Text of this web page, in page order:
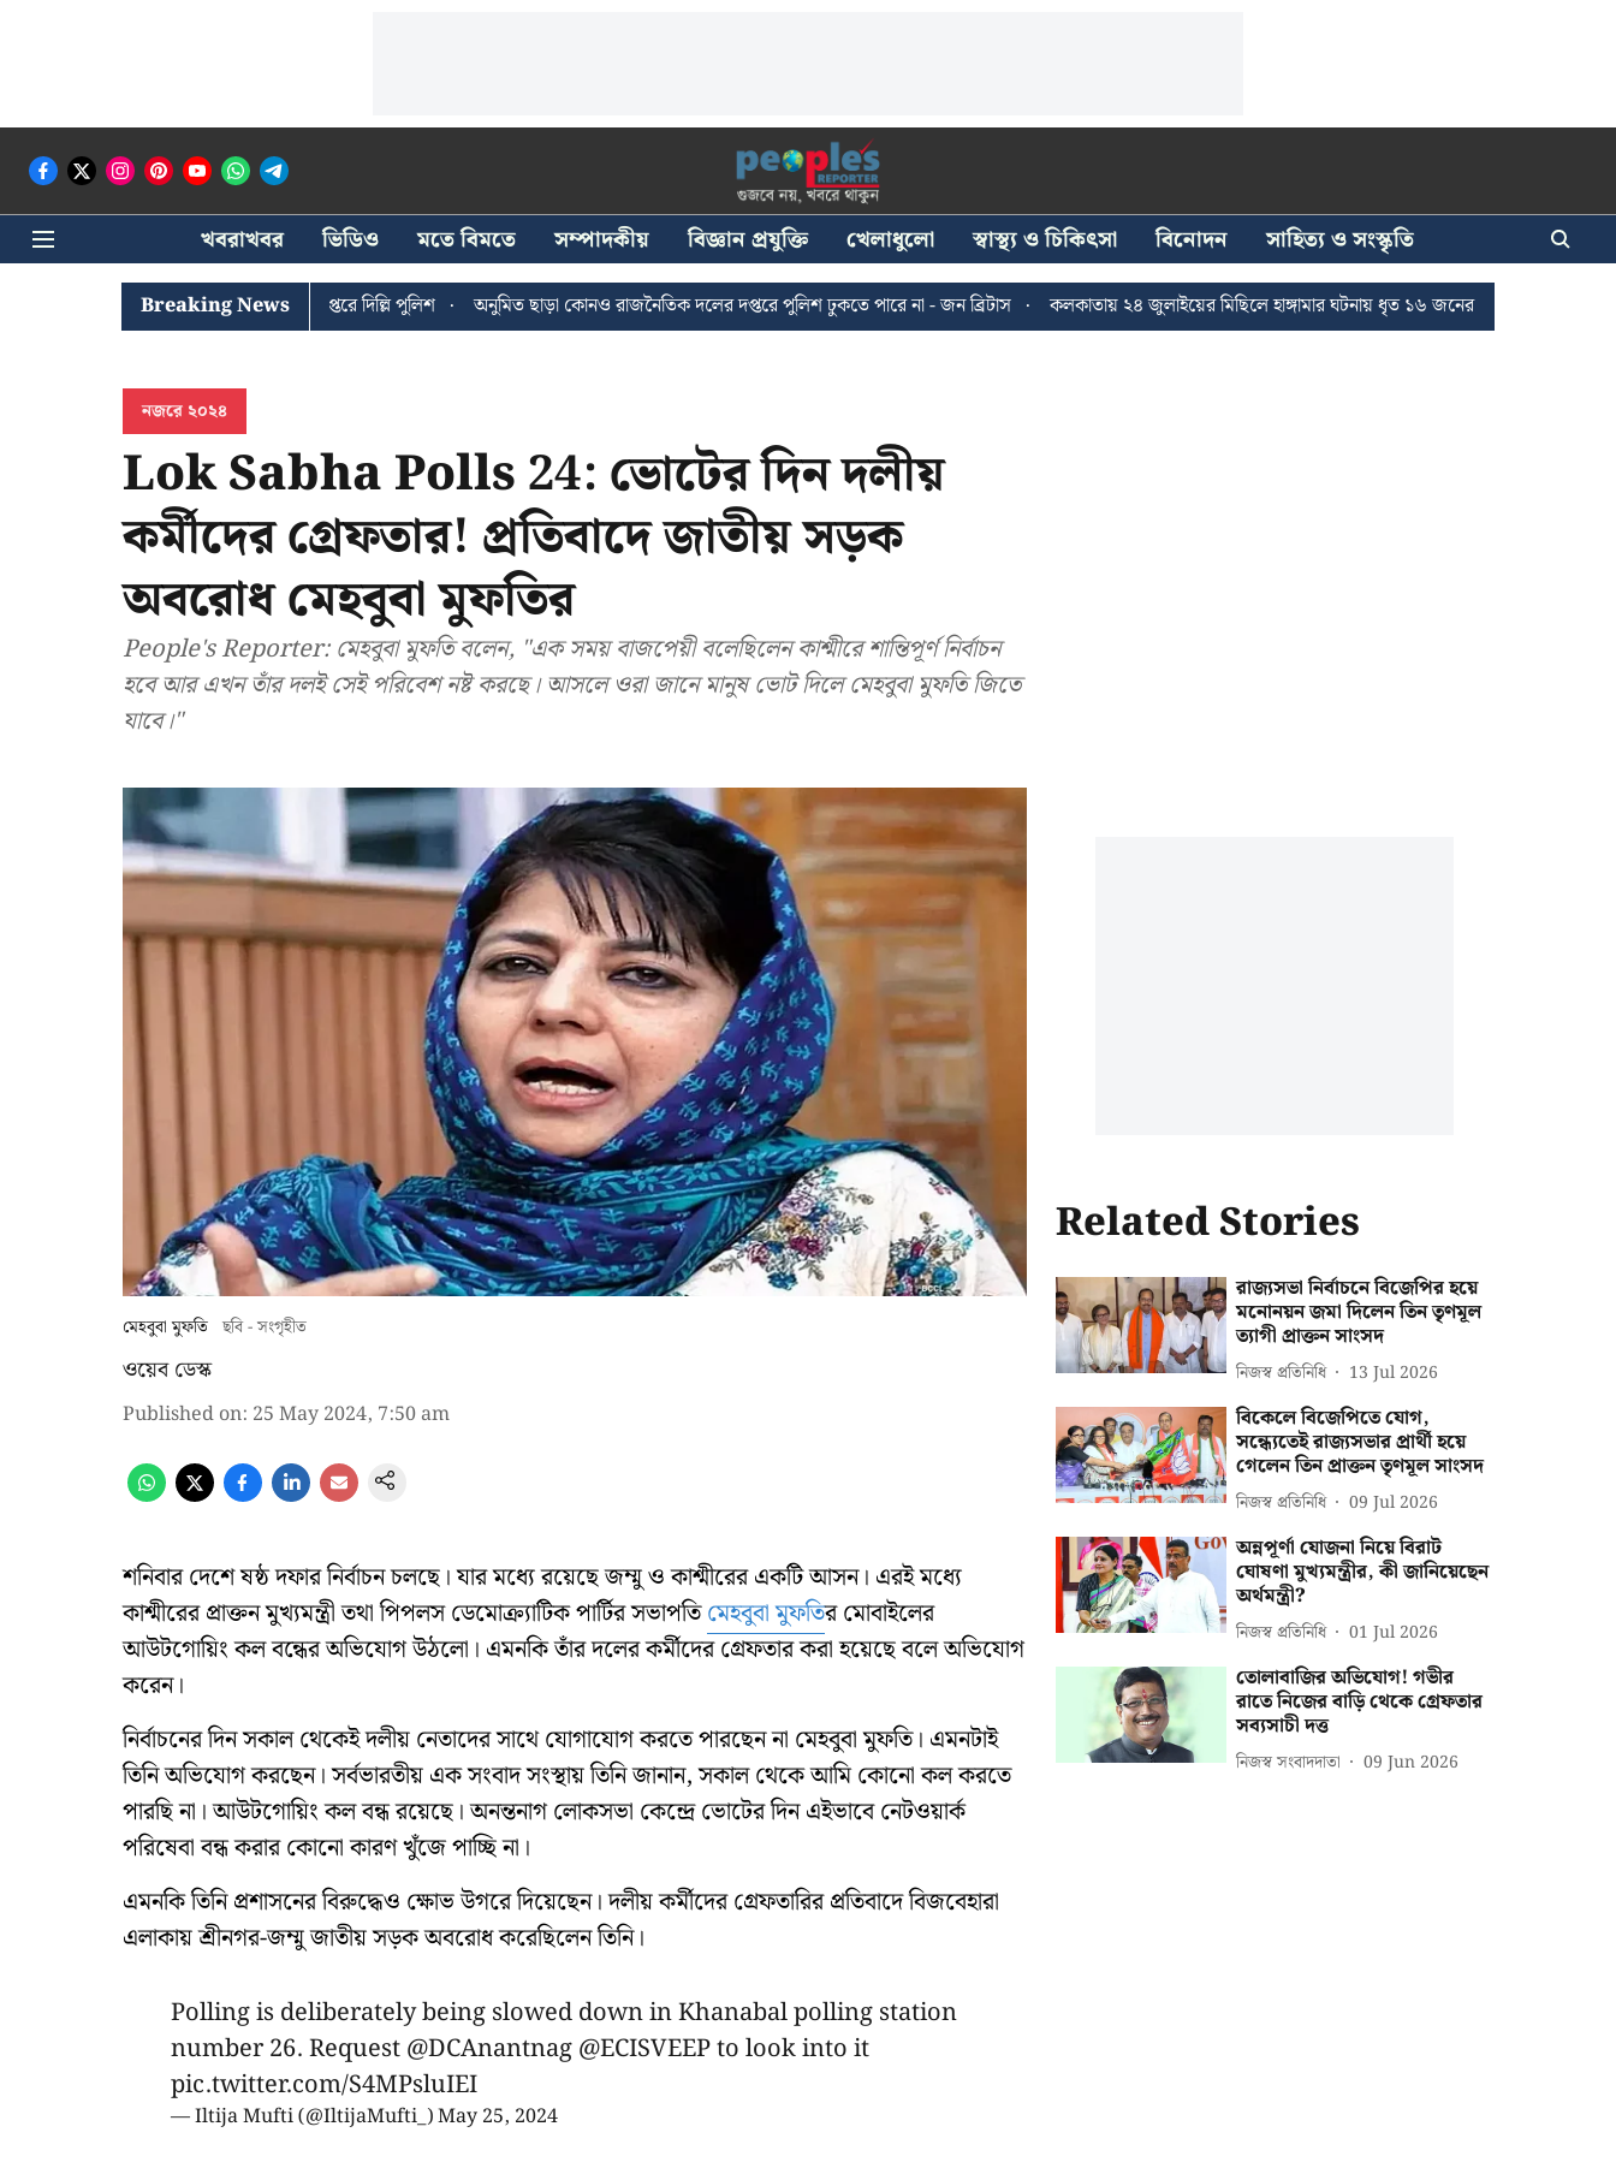
খবরাখবর ভিডিও মতে বিমতে সম্পাদকীয় বিজ্ঞান প্রযুক্তি খেলাধুলো স্বাস্থ্য ও চিকিৎসা বিনোদন সাহিত্য ও সংস্কৃতি
Breaking News
ঘোষের খোঁজে সিপিআইএম সদর দপ্তরে দিল্লি পুলিশ অনুমিত ছাড়া কোনও রাজনৈতিক দলের দপ্তরে পুলিশ ঢুকতে পারে না - জন ব্রিটাস কলকাতায় ২৪ জুলাইয়ের মিছিলে হাঙ্গামার ঘটনায় ধৃত ১৬ জনের জামিন
নজরে ২০২৪
Lok Sabha Polls 24: ভোটের দিন দলীয়
কর্মীদের গ্রেফতার! প্রতিবাদে জাতীয় সড়ক
অবরোধ মেহবুবা মুফতির
People's Reporter: মেহবুবা মুফতি বলেন, "এক সময় বাজপেয়ী বলেছিলেন কাশ্মীরে শান্তিপূর্ণ নির্বাচন
হবে আর এখন তাঁর দলই সেই পরিবেশ নষ্ট করছে। আসলে ওরা জানে মানুষ ভোট দিলে মেহবুবা মুফতি জিতে
যাবে।"
মেহবুবা মুফতি ছবি - সংগৃহীত
ওয়েব ডেস্ক
Published on: 25 May 2024, 7:50 am
শনিবার দেশে ষষ্ঠ দফার নির্বাচন চলছে। যার মধ্যে রয়েছে জম্মু ও কাশ্মীরের একটি আসন। এরই মধ্যে
কাশ্মীরের প্রাক্তন মুখ্যমন্ত্রী তথা পিপলস ডেমোক্র্যাটিক পার্টির সভাপতিমেহবুবা মুফতির মোবাইলের
আউটগোয়িং কল বন্ধের অভিযোগ উঠলো। এমনকি তাঁর দলের কর্মীদের গ্রেফতার করা হয়েছে বলে অভিযোগ
করেন।
নির্বাচনের দিন সকাল থেকেই দলীয় নেতাদের সাথে যোগাযোগ করতে পারছেন না মেহবুবা মুফতি। এমনটাই
তিনি অভিযোগ করছেন। সর্বভারতীয় এক সংবাদ সংস্থায় তিনি জানান, সকাল থেকে আমি কোনো কল করতে
পারছি না। আউটগোয়িং কল বন্ধ রয়েছে। অনন্তনাগ লোকসভা কেন্দ্রে ভোটের দিন এইভাবে নেটওয়ার্ক
পরিষেবা বন্ধ করার কোনো কারণ খুঁজে পাচ্ছি না।
এমনকি তিনি প্রশাসনের বিরুদ্ধেও ক্ষোভ উগরে দিয়েছেন। দলীয় কর্মীদের গ্রেফতারির প্রতিবাদে বিজবেহারা
এলাকায় শ্রীনগর-জম্মু জাতীয় সড়ক অবরোধ করেছিলেন তিনি।
Polling is deliberately being slowed down in Khanabal polling station
number 26. Request@DCAnantnag@ECISVEEPto look into it
pic.twitter.com/S4MPsluIEI
— Iltija Mufti (@IltijaMufti_)May 25, 2024
Related Stories
রাজ্যসভা নির্বাচনে বিজেপির হয়ে
মনোনয়ন জমা দিলেন তিন তৃণমূল
ত্যাগী প্রাক্তন সাংসদ
নিজস্ব প্রতিনিধি 13 Jul 2026
বিকেলে বিজেপিতে যোগ,
সন্ধ্যেতেই রাজ্যসভার প্রার্থী হয়ে
গেলেন তিন প্রাক্তন তৃণমূল সাংসদ
নিজস্ব প্রতিনিধি 09 Jul 2026
অন্নপূর্ণা যোজনা নিয়ে বিরাট
ঘোষণা মুখ্যমন্ত্রীর, কী জানিয়েছেন
অর্থমন্ত্রী?
নিজস্ব প্রতিনিধি 01 Jul 2026
তোলাবাজির অভিযোগ! গভীর
রাতে নিজের বাড়ি থেকে গ্রেফতার
সব্যসাচী দত্ত
নিজস্ব সংবাদদাতা 09 Jun 2026